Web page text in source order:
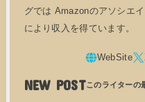
グでは Amazonのアソシエ
により収入を得ています。
NEW POST